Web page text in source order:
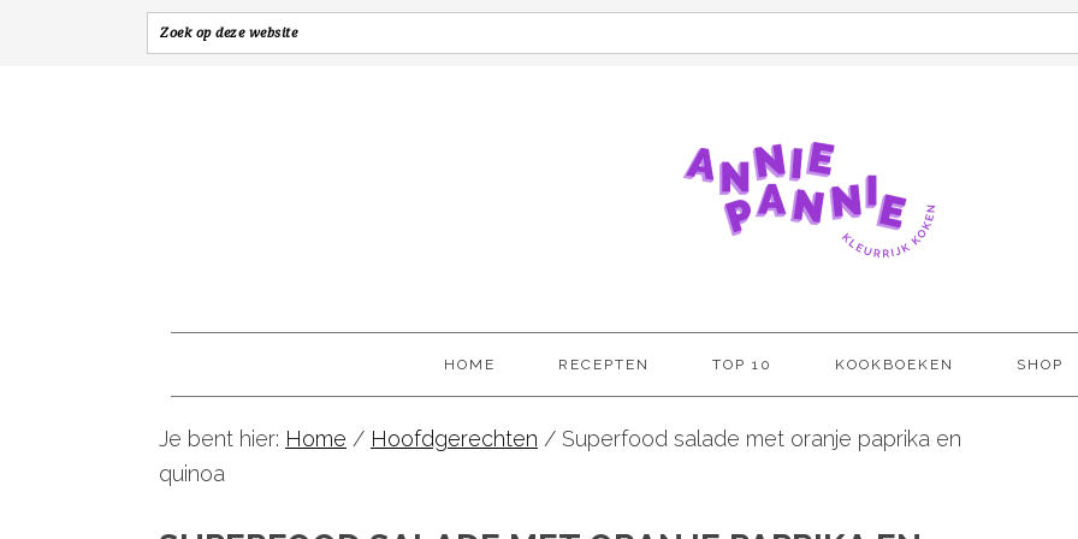
HOME RECEPTEN TOP 10 KOOKBOEKEN SHOP
Je bent hier: Home / Hoofdgerechten / Superfood salade met oranje paprika en
quinoa